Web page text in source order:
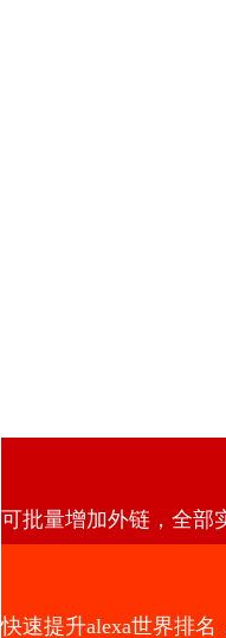
可批量增加外链，全部
快速提升alexa世界排名